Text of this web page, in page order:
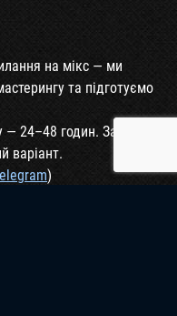
на мікс — ми
та підготуємо
— 24–48 годин. За
варіант.
)